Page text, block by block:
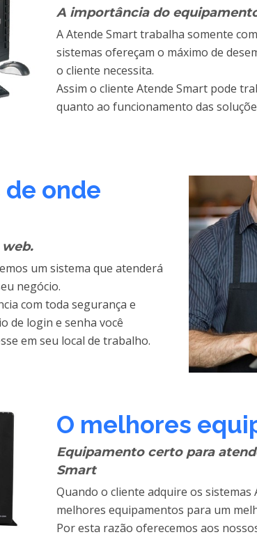
A importância do
A Atende Smart trabalha somente
sistemas ofereçam o máximo de
o cliente necessita.
Assim o cliente Atende Smart pode
quanto ao funcionamento das
onde
um sistema que atenderá
negócio.
com toda segurança e
de login e senha você
em seu local de trabalho.
O melhores
Equipamento certo para
Smart
Quando o cliente adquire os
melhores equipamentos para um
Por esta razão oferecemos aos